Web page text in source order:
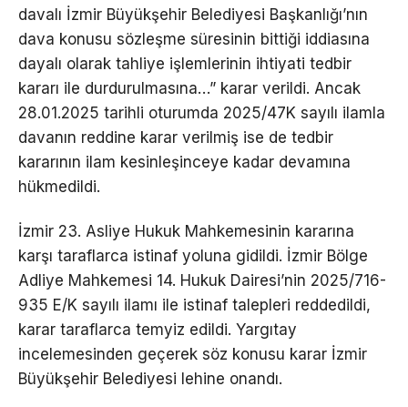
davalı İzmir Büyükşehir Belediyesi Başkanlığı’nın
dava konusu sözleşme süresinin bittiği iddiasına
dayalı olarak tahliye işlemlerinin ihtiyati tedbir
kararı ile durdurulmasına…” karar verildi. Ancak
28.01.2025 tarihli oturumda 2025/47K sayılı ilamla
davanın reddine karar verilmiş ise de tedbir
kararının ilam kesinleşinceye kadar devamına
hükmedildi.
İzmir 23. Asliye Hukuk Mahkemesinin kararına
karşı taraflarca istinaf yoluna gidildi. İzmir Bölge
Adliye Mahkemesi 14. Hukuk Dairesi’nin 2025/716-
935 E/K sayılı ilamı ile istinaf talepleri reddedildi,
karar taraflarca temyiz edildi. Yargıtay
incelemesinden geçerek söz konusu karar İzmir
Büyükşehir Belediyesi lehine onandı.